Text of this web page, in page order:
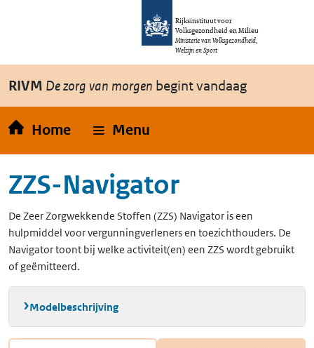
Overslaan en naar de inhoud gaan
Rijksinstituut voor
Volksgezondheid en Milieu
Ministerie van Volksgezondheid,
Welzijn en Sport
RIVM De zorg van morgen begint vandaag
Home Menu
ZZS-Navigator
De Zeer Zorgwekkende Stoffen (ZZS) Navigator is een
hulpmiddel voor vergunningverleners en toezichthouders. De
Navigator toont bij welke activiteit(en) een ZZS wordt gebruikt
of geëmitteerd.
Modelbeschrijving